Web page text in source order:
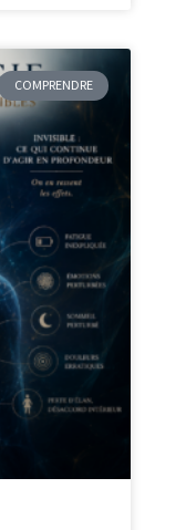
COMPRENDRE